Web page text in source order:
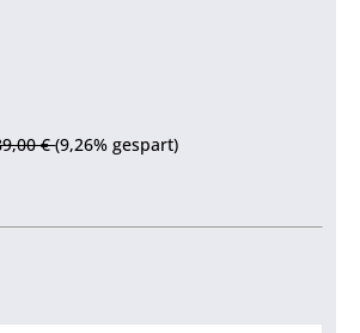
€(9,26% gespart)